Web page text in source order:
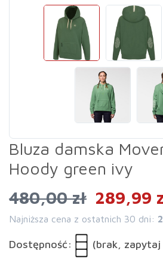
Bluza damska
Hoody green ivy
480,00 zł 289,99
Najniższa cena z ostatnich 30 dni:
Dostępność: (brak,